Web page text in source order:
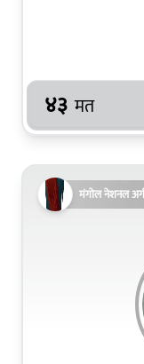
४३ मत
मंगोल नेशनल